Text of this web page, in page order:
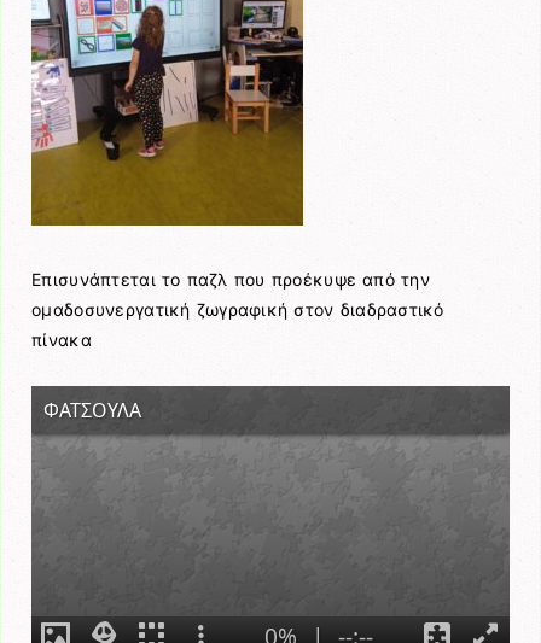
Επισυνάπτεται το παζλ που προέκυψε από την
ομαδοσυνεργατική ζωγραφική στον διαδραστικό
πίνακα